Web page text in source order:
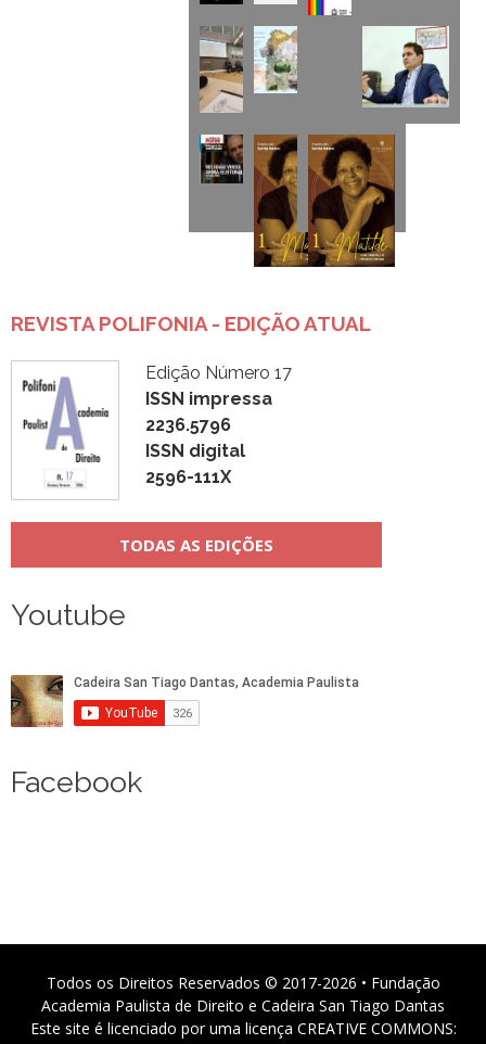
REVISTA POLIFONIA - EDIÇÃO ATUAL
Edição Número 17
ISSN impressa
2236.5796
ISSN digital
2596-111X
TODAS AS EDIÇÕES
Youtube
Facebook
Todos os Direitos Reservados © 2017-2026 • Fundação
Academia Paulista de Direito e Cadeira San Tiago Dantas
Este site é licenciado por uma licença CREATIVE COMMONS: